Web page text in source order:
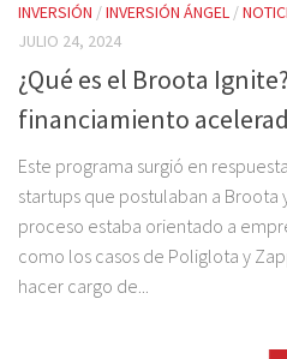
INVERSIÓN /INVERSIÓN ÁNGEL /
JULIO 24, 2024
¿Qué es el Broota
financiamiento
Este programa surgió en
startups que postulaban a Broota
proceso estaba orientado a
como los casos de Poliglota y
hacer cargo de...